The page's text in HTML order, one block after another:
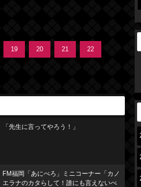
19 20 21 22
「先生に言ってやろう！」
FM福岡「あにぺろ」ミニコーナー「カノ
エラナのカタらして！誰にも言えないぺ